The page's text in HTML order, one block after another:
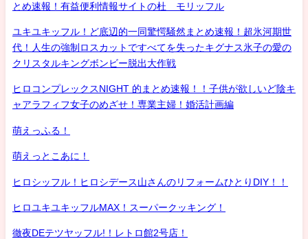
とめ速報！有益便利情報サイトの杜 モリッフル
ユキユキッフル！ど底辺的一同驚愕騒然まとめ速報！超氷河期世
代！人生の強制ロスカットですべてを失ったキグナス氷子の愛の
クリスタルキングボンビー脱出大作戦
ヒロコンプレックスNIGHT 的まとめ速報！！子供が欲しいど陰キ
ャアラフィフ女子のめざせ！専業主婦！婚活計画編
萌えっふる！
萌えっとこあに！
ヒロシッフル！ヒロシデース山さんのリフォームひとりDIY！！
ヒロユキユキッフルMAX！スーパークッキング！
徹夜DEテツヤッフル!！レトロ館2号店！